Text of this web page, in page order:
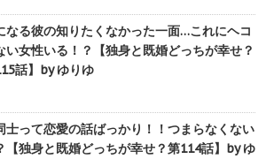
なる彼の知りたくなかった一面…これにヘコ
い女性いる！？【独身と既婚どっちが幸せ？
話】by ゆりゆ
士って恋愛の話ばっかり！！つまらなくない
【独身と既婚どっちが幸せ？第114話】by ゆ